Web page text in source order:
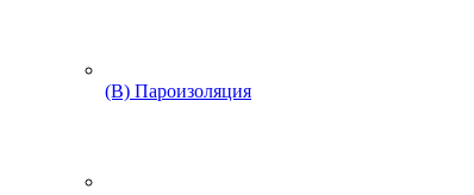
(В) Пароизоляция